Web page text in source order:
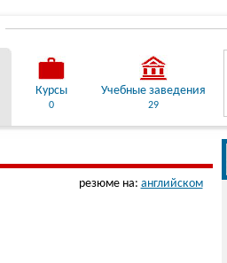
Курсы
0
Учебные заведения
29
резюме на: английском